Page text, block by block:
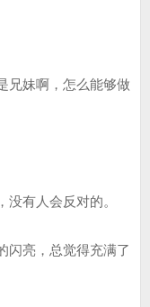
兄妹啊，怎么能够做
有人会反对的。
闪亮，总觉得充满了